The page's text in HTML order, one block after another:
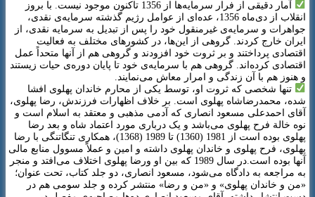
رسانه
مقالات
کتاب
سخنرانی
گالری تصاویر
خلاصه کتاب
معرفی کتاب
آمار دقیقی از فرار سرمایه‌ها از 1356 تاکنون موجود نیست. با بروز
انقلاب از دی‌ماه 1356، عده‌ای از عوامل رژیم گذشته سرمایه‌ی نقدی،
جواهرات و سرمایه‌ی غیرمنقول خود را پس از تبدیل به سرمایه نقدی، از
ایران خارج کردند. گروهی از این‌ها، در کشورهای مختلف به فعالیت
اقتصادی پرداختند و بر ثروت خود افزودند و گروهی هم از آنها متحداً عمل
اقتصادی کرده‌اند. گروهی هم با سرمایه‌ی خود تا پایان دوره‌ی حیات زیستند
و هنوز هم با آن زندگی و امرار معاش می‌نمایند.
تنها شخصی که ثروت او، توسط یکی از محارم خاندان پهلوی افشا
شده، محمدرضاشاه پهلوی است. بر خلاف اظهارات فرزندش، رضا پهلوی،
آقای احمدعلی مسعود انصاری که آدمی مذهبی و معتقد به اسلام است و
نوه خالة فرح پهلوی می‌باشد و یک درباری مورد اعتماد شاه و بعد رضا
پهلوی بوده است از 1981 (1360) تا 1989 (1368)، همکاری تنگاتنگی با رضا
پهلوی، فرح پهلوی و خاندان پهلوی داشته و امین و عملاً مسوول منابع مالی
آنها بوده است.در سال 1989 که بین او ورضا پهلوی اختلاف می‌افتد و منجر
به مراجعه به دادگاه می‌شود، مسعود انصاری، دو جلد کتاب، تحت عنوان؛
«من و خاندان پهلوی» و «من و رضا» منتشر کرده و جلد سومی هم در